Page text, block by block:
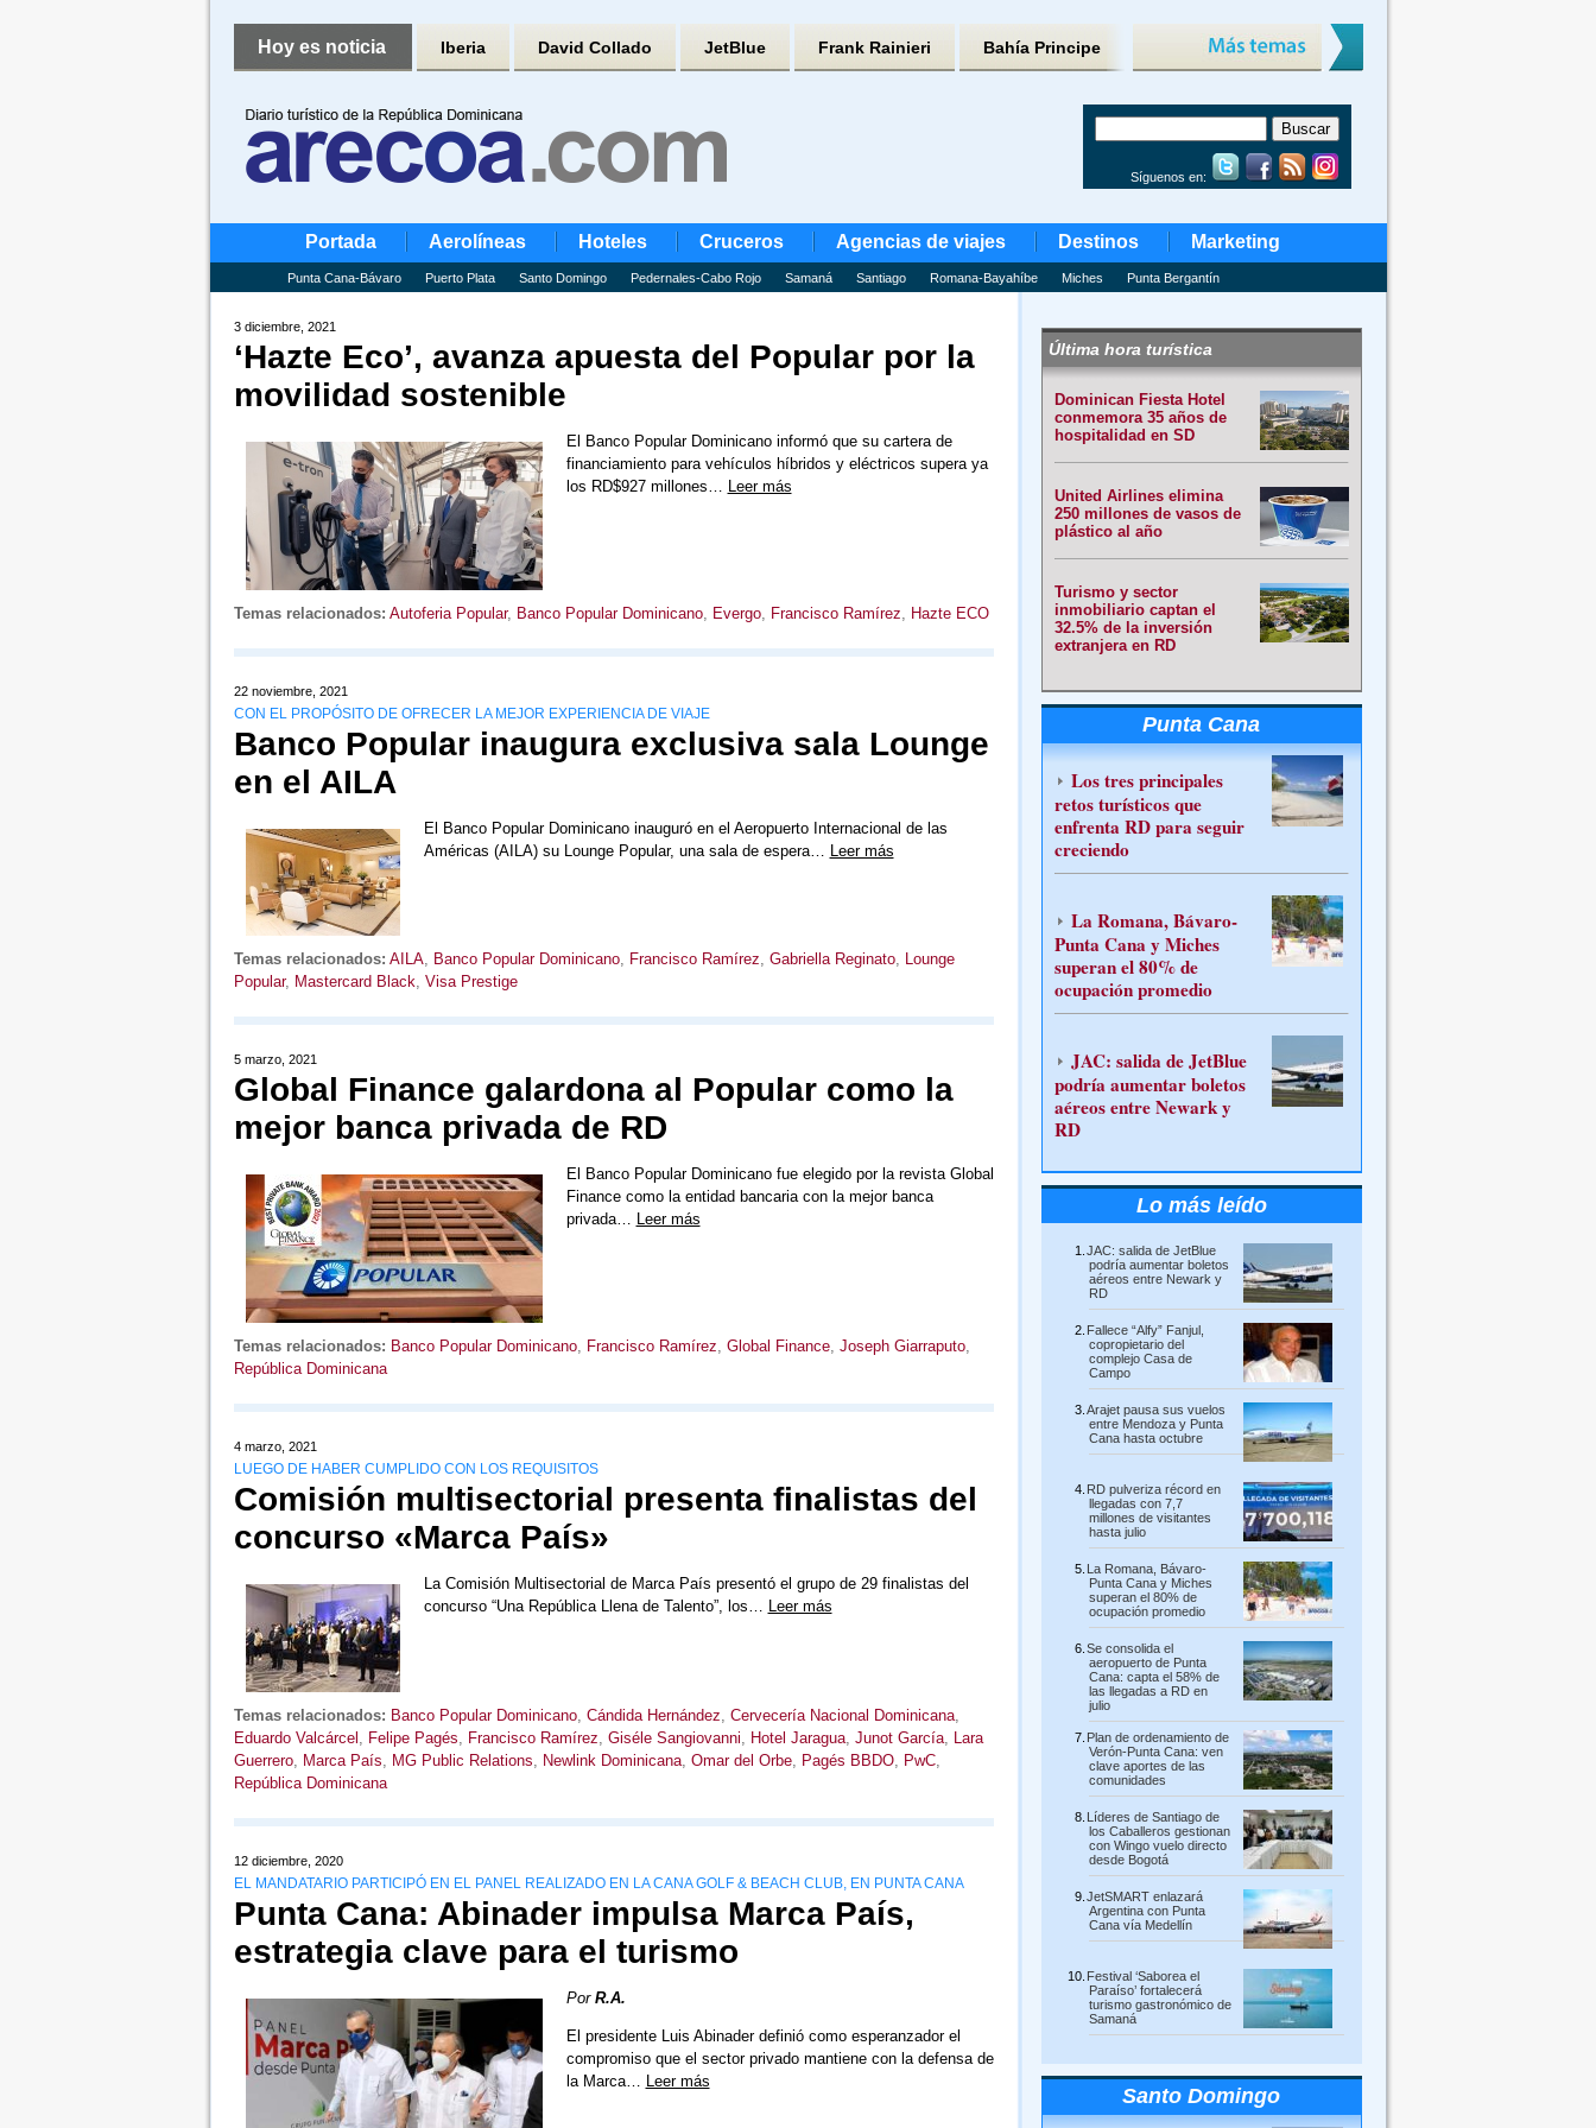
Hoy es noticia Iberia David Collado JetBlue Frank Rainieri Bahía Principe
Síguenos en:
Portada Aerolíneas Hoteles Cruceros Agencias de viajes Destinos Marketing
Punta Cana-Bávaro Puerto Plata Santo Domingo Pedernales-Cabo Rojo Samaná Santiago Romana-Bayahíbe Miches Punta Bergantín
3 diciembre, 2021
‘Hazte Eco’, avanza apuesta del Popular por la
movilidad sostenible
El Banco Popular Dominicano informó que su cartera de
financiamiento para vehículos híbridos y eléctricos supera ya
los RD$927 millones… Leer más
Temas relacionados: Autoferia Popular, Banco Popular Dominicano, Evergo, Francisco Ramírez, Hazte ECO
22 noviembre, 2021
CON EL PROPÓSITO DE OFRECER LA MEJOR EXPERIENCIA DE VIAJE
Banco Popular inaugura exclusiva sala Lounge
en el AILA
El Banco Popular Dominicano inauguró en el Aeropuerto Internacional de las
Américas (AILA) su Lounge Popular, una sala de espera… Leer más
Temas relacionados: AILA, Banco Popular Dominicano, Francisco Ramírez, Gabriella Reginato, Lounge
Popular, Mastercard Black, Visa Prestige
5 marzo, 2021
Global Finance galardona al Popular como la
mejor banca privada de RD
El Banco Popular Dominicano fue elegido por la revista Global
Finance como la entidad bancaria con la mejor banca
privada… Leer más
Temas relacionados: Banco Popular Dominicano, Francisco Ramírez, Global Finance, Joseph Giarraputo,
República Dominicana
4 marzo, 2021
LUEGO DE HABER CUMPLIDO CON LOS REQUISITOS
Comisión multisectorial presenta finalistas del
concurso «Marca País»
La Comisión Multisectorial de Marca País presentó el grupo de 29 finalistas del
concurso “Una República Llena de Talento”, los… Leer más
Temas relacionados: Banco Popular Dominicano, Cándida Hernández, Cervecería Nacional Dominicana,
Eduardo Valcárcel , Felipe Pagés, Francisco Ramírez, Giséle Sangiovanni, Hotel Jaragua, Junot García, Lara
Guerrero, Marca País, MG Public Relations, Newlink Dominicana, Omar del Orbe, Pagés BBDO, PwC,
República Dominicana
12 diciembre, 2020
EL MANDATARIO PARTICIPÓ EN EL PANEL REALIZADO EN LA CANA GOLF & BEACH CLUB, EN PUNTA CANA
Punta Cana: Abinader impulsa Marca País,
estrategia clave para el turismo
Por R.A.
El presidente Luis Abinader definió como esperanzador el
compromiso que el sector privado mantiene con la defensa de
la Marca… Leer más
Última hora turística
Dominican Fiesta Hotel
conmemora 35 años de
hospitalidad en SD
United Airlines elimina
250 millones de vasos de
plástico al año
Turismo y sector
inmobiliario captan el
32.5% de la inversión
extranjera en RD
Punta Cana
Los tres principales
retos turísticos que
enfrenta RD para seguir
creciendo
La Romana, Bávaro-
Punta Cana y Miches
superan el 80% de
ocupación promedio
JAC: salida de JetBlue
podría aumentar boletos
aéreos entre Newark y
RD
Lo más leído
JAC: salida de JetBlue
podría aumentar boletos
aéreos entre Newark y
RD
Fallece “Alfy” Fanjul,
copropietario del
complejo Casa de
Campo
Arajet pausa sus vuelos
entre Mendoza y Punta
Cana hasta octubre
RD pulveriza récord en
llegadas con 7,7
millones de visitantes
hasta julio
La Romana, Bávaro-
Punta Cana y Miches
superan el 80% de
ocupación promedio
Se consolida el
aeropuerto de Punta
Cana: capta el 58% de
las llegadas a RD en
julio
Plan de ordenamiento de
Verón-Punta Cana: ven
clave aportes de las
comunidades
Líderes de Santiago de
los Caballeros gestionan
con Wingo vuelo directo
desde Bogotá
JetSMART enlazará
Argentina con Punta
Cana vía Medellín
Festival ‘Saborea el
Paraíso’ fortalecerá
turismo gastronómico de
Samaná
Santo Domingo